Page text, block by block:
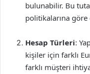
bulunabilir. Bu
politikalarına
Hesap Türleri:
kişiler için farklı
farklı müşteri